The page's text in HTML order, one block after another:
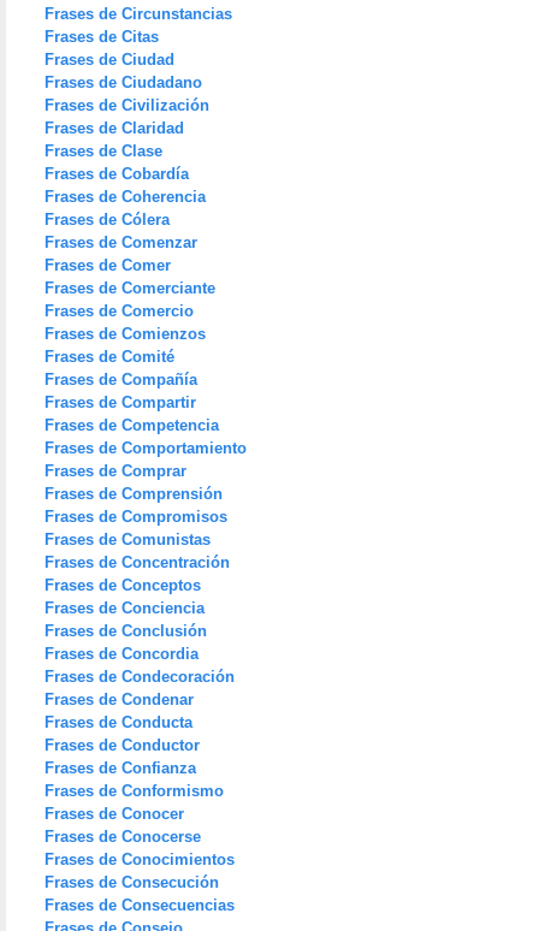
Frases de Circunstancias
Frases de Citas
Frases de Ciudad
Frases de Ciudadano
Frases de Civilización
Frases de Claridad
Frases de Clase
Frases de Cobardía
Frases de Coherencia
Frases de Cólera
Frases de Comenzar
Frases de Comer
Frases de Comerciante
Frases de Comercio
Frases de Comienzos
Frases de Comité
Frases de Compañía
Frases de Compartir
Frases de Competencia
Frases de Comportamiento
Frases de Comprar
Frases de Comprensión
Frases de Compromisos
Frases de Comunistas
Frases de Concentración
Frases de Conceptos
Frases de Conciencia
Frases de Conclusión
Frases de Concordia
Frases de Condecoración
Frases de Condenar
Frases de Conducta
Frases de Conductor
Frases de Confianza
Frases de Conformismo
Frases de Conocer
Frases de Conocerse
Frases de Conocimientos
Frases de Consecución
Frases de Consecuencias